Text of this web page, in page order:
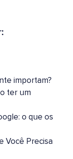
importam?
ter um
o que os
Você Precisa